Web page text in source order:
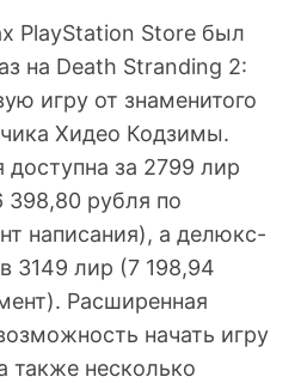
PlayStation Store был
на Death Stranding 2:
игру от знаменитого
Хидео Кодзимы.
доступна за 2799 лир
398,80 рубля по
написания), а делюкс-
3149 лир (7 198,94
Расширенная
начать игру
также несколько